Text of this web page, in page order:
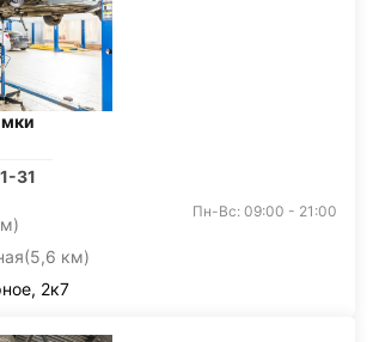
31
(5,6 км)
Пн-Вс: 09:00 - 21:00
2к7